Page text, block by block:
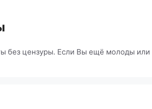
без цензуры. Если Вы ещё молоды